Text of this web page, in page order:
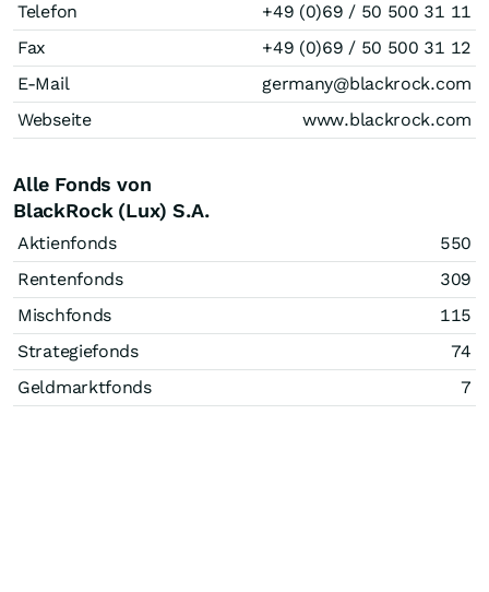
Telefon
+49 (0)69 / 50 500 31 11
Fax
+49 (0)69 / 50 500 31 12
E-Mail
germany@blackrock.com
Webseite
www.blackrock.com
Alle Fonds von
BlackRock (Lux) S.A.
Aktienfonds
550
Rentenfonds
309
Mischfonds
115
Strategiefonds
74
Geldmarktfonds
7